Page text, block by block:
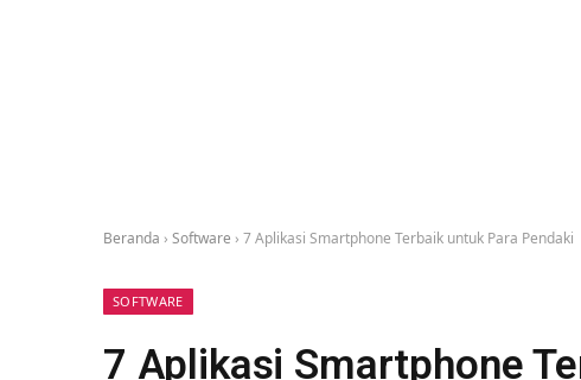
Beranda › Software › 7 Aplikasi Smartphone Terbaik untuk Para Pendaki
SOFTWARE
7 Aplikasi Smartphone